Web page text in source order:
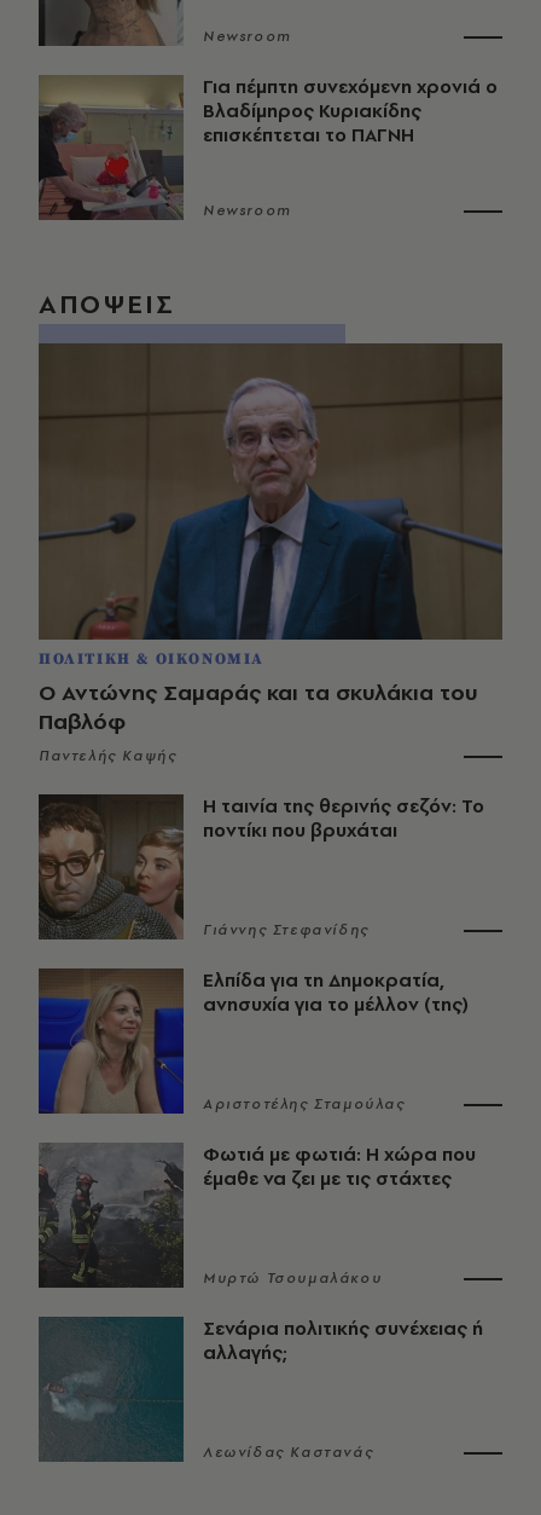
Newsroom
Για πέμπτη συνεχόμενη χρονιά ο
Βλαδίμηρος Κυριακίδης
επισκέπτεται το ΠΑΓΝΗ
Newsroom
ΑΠΟΨΕΙΣ
ΠΟΛΙΤΙΚΗ & ΟΙΚΟΝΟΜΙΑ
Ο Αντώνης Σαμαράς και τα σκυλάκια του
Παβλόφ
Παντελής Καψής
Η ταινία της θερινής σεζόν: Το
ποντίκι που βρυχάται
Γιάννης Στεφανίδης
Ελπίδα για τη Δημοκρατία,
ανησυχία για το μέλλον (της)
Αριστοτέλης Σταμούλας
Φωτιά με φωτιά: Η χώρα που
έμαθε να ζει με τις στάχτες
Μυρτώ Τσουμαλάκου
Σενάρια πολιτικής συνέχειας ή
αλλαγής;
Λεωνίδας Καστανάς